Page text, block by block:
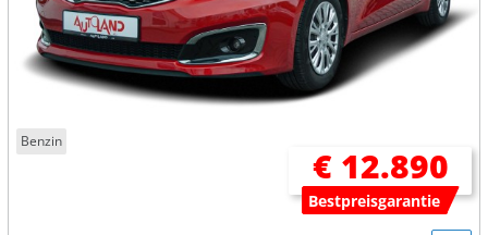
Benzin
€ 12.890
Bestpreisgarantie